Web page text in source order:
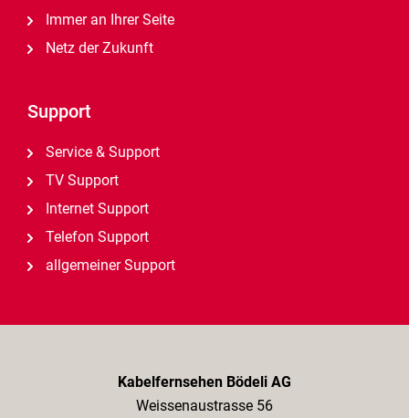
Immer an Ihrer Seite
Netz der Zukunft
Support
Service & Support
TV Support
Internet Support
Telefon Support
allgemeiner Support
Kabelfernsehen Bödeli AG
Weissenaustrasse 56